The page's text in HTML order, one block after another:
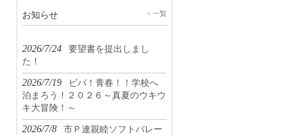
お知らせ 一覧
2026/7/24
要望書を提出しまし
た！
2026/7/19
ビバ！青春！！学校へ
泊まろう！２０２６～真夏のウキウ
キ大冒険！～
2026/7/8
市Ｐ連親睦ソフトバレー